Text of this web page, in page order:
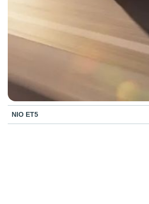
NIO ET5